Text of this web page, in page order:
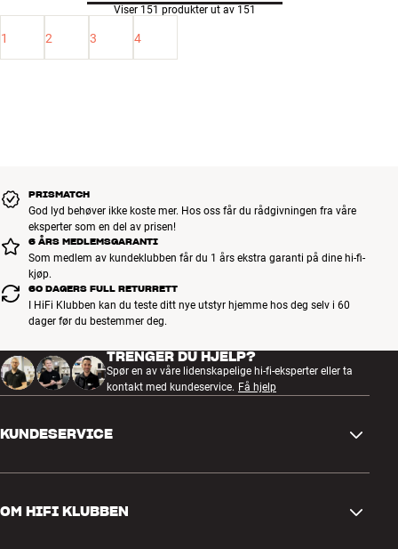
Viser 151 produkter ut av 151
1 2 3 4
PRISMATCH
God lyd behøver ikke koste mer. Hos oss får du rådgivningen fra våre
eksperter som en del av prisen!
6 ÅRS MEDLEMSGARANTI
Som medlem av kundeklubben får du 1 års ekstra garanti på dine hi-fi-
kjøp.
60 DAGERS FULL RETURRETT
I HiFi Klubben kan du teste ditt nye utstyr hjemme hos deg selv i 60
dager før du bestemmer deg.
TRENGER DU HJELP?
Spør en av våre lidenskapelige hi-fi-eksperter eller ta
kontakt med kundeservice. Få hjelp
KUNDESERVICE
OM HIFI KLUBBEN